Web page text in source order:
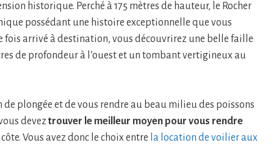
historique. Perché à 175 mètres de hauteur, le Rocher
possédant une histoire exceptionnelle que vous
fois arrivé à destination, vous découvrirez une belle faille
de profondeur à l’ouest et un tombant vertigineux au
plongée et de vous rendre au beau milieu des poissons
devez trouver le meilleur moyen pour vous rendre
Vous avez donc le choix entre la location de voilier aux